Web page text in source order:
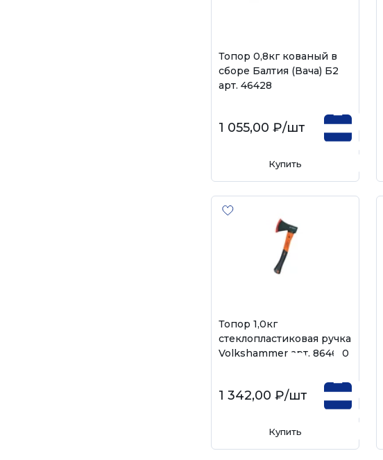
Топор 0,8кг кованый в
сборе Балтия (Вача) Б2
арт. 46428
1 055,00 ₽/шт
Купить
Топор 1,0кг
стеклопластиковая ручка
Volkshammer арт. 864610
1 342,00 ₽/шт
Купить